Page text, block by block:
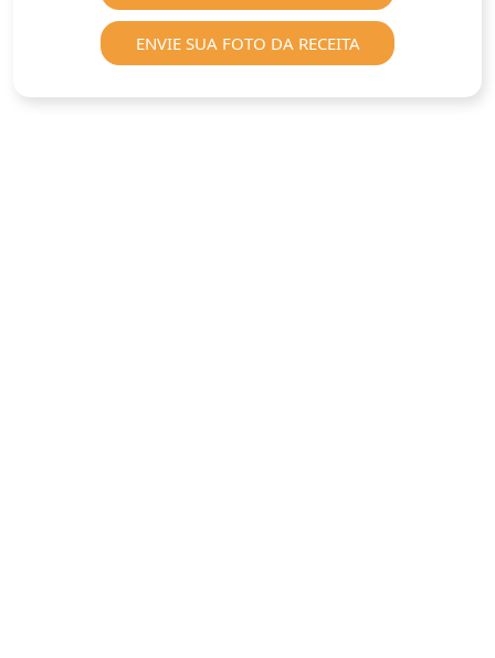
ENVIE SUA FOTO DA RECEITA